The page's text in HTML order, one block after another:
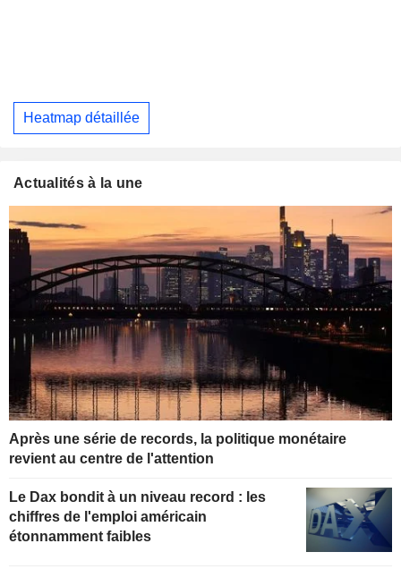
Heatmap détaillée
Actualités à la une
Après une série de records, la politique monétaire
revient au centre de l'attention
Le Dax bondit à un niveau record : les
chiffres de l'emploi américain
étonnamment faibles